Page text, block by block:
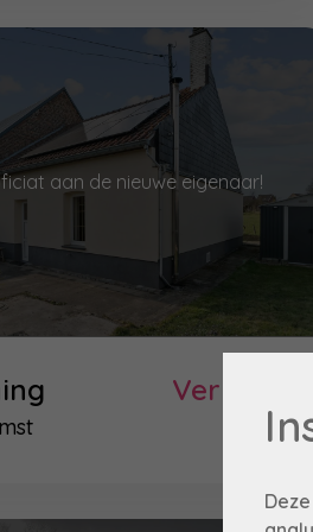
aan de nieuwe eigenaar!
Verkocht